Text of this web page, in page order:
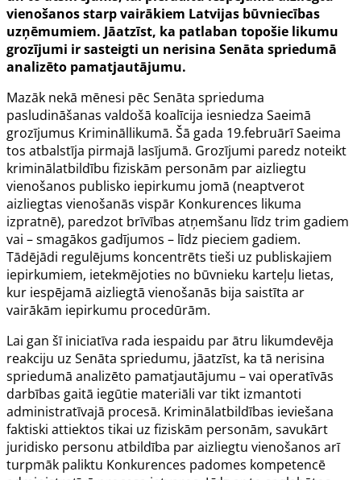
vienošanos starp vairākiem Latvijas būvniecības
uzņēmumiem. Jāatzīst, ka patlaban topošie likumu
grozījumi ir sasteigti un nerisina Senāta spriedumā
analizēto pamatjautājumu.
Mazāk nekā mēnesi pēc Senāta sprieduma
pasludināšanas valdošā koalīcija iesniedza Saeimā
grozījumus Krimināllikumā. Šā gada 19.februārī Saeima
tos atbalstīja pirmajā lasījumā. Grozījumi paredz noteikt
kriminālatbildību fiziskām personām par aizliegtu
vienošanos publisko iepirkumu jomā (neaptverot
aizliegtas vienošanās vispār Konkurences likuma
izpratnē), paredzot brīvības atņemšanu līdz trim gadiem
vai – smagākos gadījumos – līdz pieciem gadiem.
Tādējādi regulējums koncentrēts tieši uz publiskajiem
iepirkumiem, ietekmējoties no būvnieku karteļu lietas,
kur iespējamā aizliegtā vienošanās bija saistīta ar
vairākām iepirkumu procedūrām.
Lai gan šī iniciatīva rada iespaidu par ātru likumdevēja
reakciju uz Senāta spriedumu, jāatzīst, ka tā nerisina
spriedumā analizēto pamatjautājumu – vai operatīvās
darbības gaitā iegūtie materiāli var tikt izmantoti
administratīvajā procesā. Kriminālatbildības ieviešana
faktiski attiektos tikai uz fiziskām personām, savukārt
juridisko personu atbildība par aizliegtu vienošanos arī
turpmāk paliktu Konkurences padomes kompetencē